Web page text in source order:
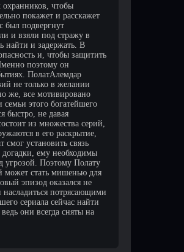
охранников, чтобы
покажет и расскажет
был подвергнут
и взяли под стражу в
найти и задержать. В
и, чтобы защитить
поэтому он
ПолатАлемдар
не только в желании
же, все мотивировано
этого богатейшего
быстро, не давая
из множества серий,
в его раскрытие,
установить связь
ему необходимы
угрозой. Поэтому Полату
может стать мишенью для
эпизод оказался не
потрясающими
сериала сейчас найти
они всегда сняты на